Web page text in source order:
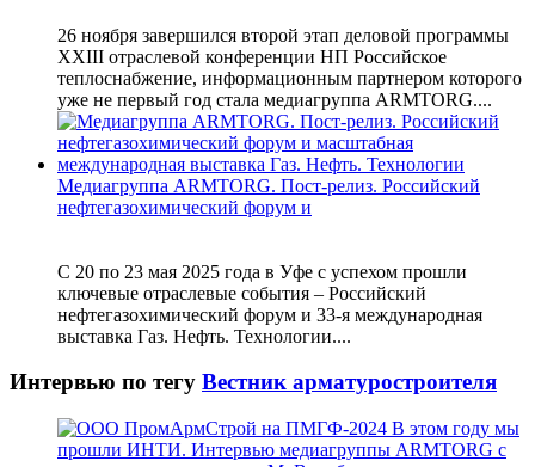
26 ноября завершился второй этап деловой программы
XXIII отраслевой конференции НП Российское
теплоснабжение, информационным партнером которого
уже не первый год стала медиагруппа ARMTORG....
Медиагруппа ARMTORG. Пост-релиз. Российский
нефтегазохимический форум и
С 20 по 23 мая 2025 года в Уфе с успехом прошли
ключевые отраслевые события – Российский
нефтегазохимический форум и 33-я международная
выставка Газ. Нефть. Технологии....
Интервью по тегу Вестник арматуростроителя